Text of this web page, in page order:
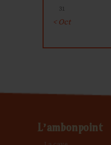
31
« Oct
L’ambonpoint